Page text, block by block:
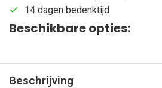
14 dagen bedenktijd
Beschikbare opties:
Beschrijving